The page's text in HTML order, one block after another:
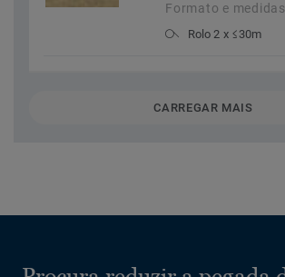
Formato e medidas
Rolo 2 x ≤30m
CARREGAR MAIS